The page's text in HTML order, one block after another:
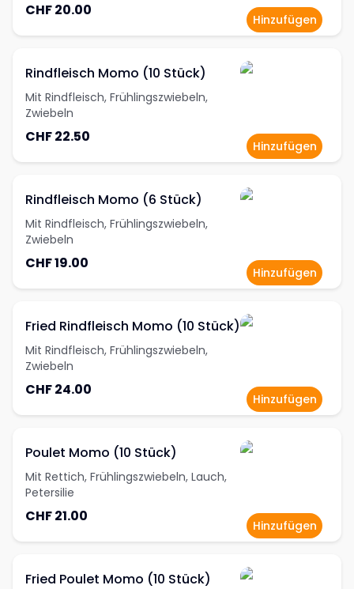
CHF 20.00
Hinzufügen
Rindfleisch Momo (10 Stück)
Mit Rindfleisch, Frühlingszwiebeln,
Zwiebeln
CHF 22.50
Hinzufügen
Rindfleisch Momo (6 Stück)
Mit Rindfleisch, Frühlingszwiebeln,
Zwiebeln
CHF 19.00
Hinzufügen
Fried Rindfleisch Momo (10 Stück)
Mit Rindfleisch, Frühlingszwiebeln,
Zwiebeln
CHF 24.00
Hinzufügen
Poulet Momo (10 Stück)
Mit Rettich, Frühlingszwiebeln, Lauch,
Petersilie
CHF 21.00
Hinzufügen
Fried Poulet Momo (10 Stück)